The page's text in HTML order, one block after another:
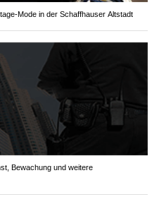
Mode in der Schaffhauser Altstadt
Bewachung und weitere